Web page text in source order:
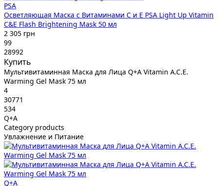
PSA
Осветляющая Маска с Витаминами C и E PSA Light Up Vitamin
C&E Flash Brightening Mask 50 мл
2 305 грн
99
28992
Купить
Мультивитаминная Маска для Лица Q+A Vitamin A.C.E.
Warming Gel Mask 75 мл
4
30771
534
Q+A
Category products
Увлажнение и Питание
Q+A